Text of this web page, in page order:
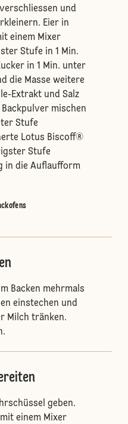
und
Eier in
einem Mixer
Stufe in 1 Min.
in 1 Min. unter
die Masse weitere
Extrakt und Salz
mischen
Stufe
Lotus Biscoff®
Stufe
in die Auflaufform
Backen mehrmals
einstechen und
Milch tränken.
geben.
einem Mixer